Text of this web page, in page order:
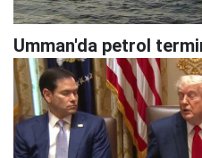
Umman'da petrol